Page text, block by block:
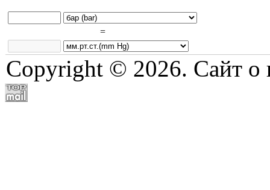
=
Copyright © 2026. Сайт о